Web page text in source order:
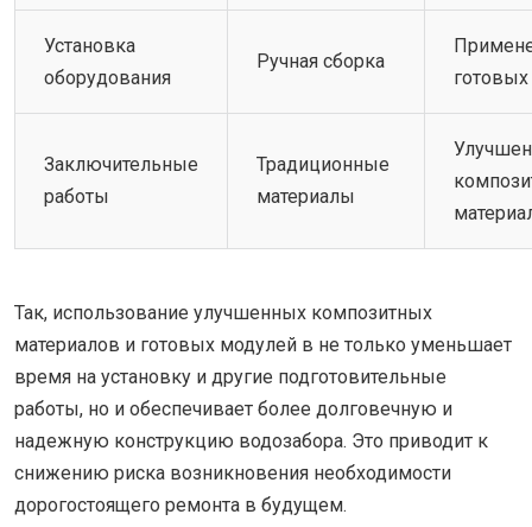
Установка
оборудования
Ручная сборка
Заключительные
работы
Традиционные
материалы
Так, использование улучшенных композитных
материалов и готовых модулей в не только уменьшает
время на установку и другие подготовительные
работы, но и обеспечивает более долговечную и
надежную конструкцию водозабора. Это приводит к
снижению риска возникновения необходимости
дорогостоящего ремонта в будущем.